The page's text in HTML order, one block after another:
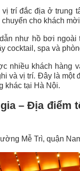
trí đắc địa ở trung
cho khách
như hồ bơi ngoài
cocktail, spa và
nhiều khách hàng
và vị trí. Đây là một
khác tại Hà Nội.
– Địa điểm
Mễ Trì, quận